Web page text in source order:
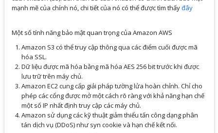
mạnh mẽ của chính nó, chi tiết của nó có thể được tìm thấyđây
Một số tính năng bảo mật quan trọng của Amazon AWS
Amazon S3 có thể truy cập thông qua các điểm cuối được mã
hóa SSL.
Dữ liệu được mã hóa bằng mã hóa AES 256 bit trước khi được
lưu trữ trên máy chủ.
Amazon EC2 cung cấp giải pháp tường lửa hoàn chỉnh. Chỉ cho
phép các cổng được mở một cách rõ ràng với khả năng hạn chế
một số IP nhất định truy cập các máy chủ.
Amazon sử dụng các kỹ thuật giảm thiểu tấn công dạng phân
tán dịch vụ (DDoS) như syn cookie và hạn chế kết nối.